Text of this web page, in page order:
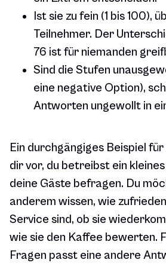
Ist sie zu fein (1 bis 100),
Teilnehmer. Der
76 ist für niemanden
Sind die Stufen
eine negative Option),
Antworten ungewollt in
Ein durchgängiges Beispiel
dir vor, du betreibst ein
deine Gäste befragen. Du
anderem wissen, wie
Service sind, ob sie
wie sie den Kaffee bewerten.
Fragen passt eine andere